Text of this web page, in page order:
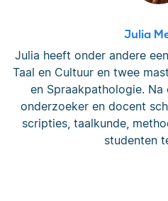
Julia
Julia heeft onder andere
Taal en Cultuur en twee
en Spraakpathologie.
onderzoeker en docent
scripties, taalkunde,
studenten